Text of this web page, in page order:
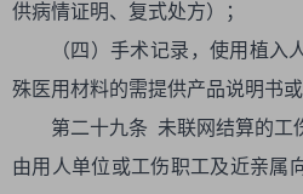
供病情证明、复式处方）；
（四）手术记录，使用植入
殊医用材料的需提供产品说明书或
第二十九条 未联网结算的工
由用人单位或工伤职工及近亲属